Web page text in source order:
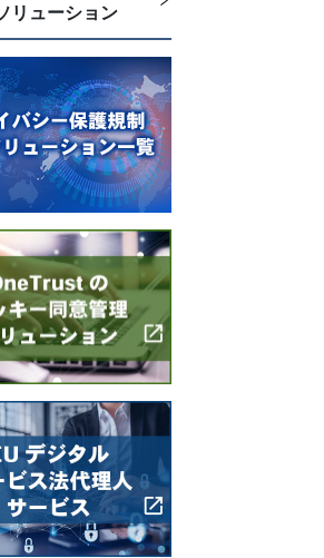
リューション